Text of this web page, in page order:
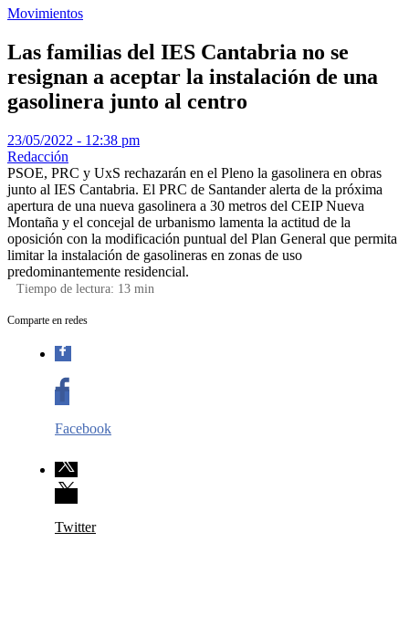
Movimientos
Las familias del IES Cantabria no se
resignan a aceptar la instalación de una
gasolinera junto al centro
23/05/2022 - 12:38 pm
Redacción
PSOE, PRC y UxS rechazarán en el Pleno la gasolinera en obras
junto al IES Cantabria. El PRC de Santander alerta de la próxima
apertura de una nueva gasolinera a 30 metros del CEIP Nueva
Montaña y el concejal de urbanismo lamenta la actitud de la
oposición con la modificación puntual del Plan General que permita
limitar la instalación de gasolineras en zonas de uso
predominantemente residencial.
Tiempo de lectura: 13 min
Comparte en redes
Facebook
Twitter